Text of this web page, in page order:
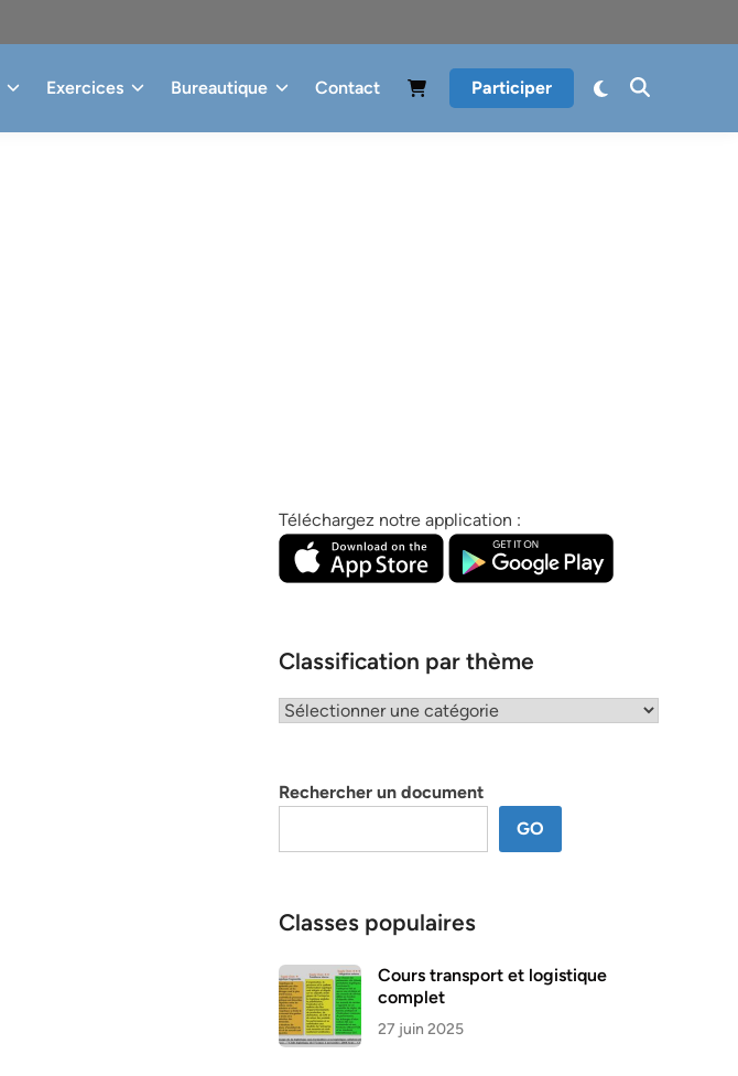
Exercices Bureautique Contact Participer
Téléchargez notre application :
Classification par thème
Classification
Rechercher un document
GO
Classes populaires
Cours transport et logistique
complet
27 juin 2025